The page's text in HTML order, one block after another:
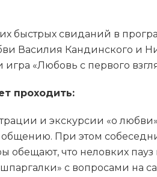
быстрых свиданий в
Василия Кандинского и
игра «Любовь с первого
проходить:
и экскурсии «о
общению. При этом
обещают, что неловких
с вопросами на